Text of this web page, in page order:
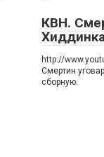
КВН.
http://
Смертин
сборную.